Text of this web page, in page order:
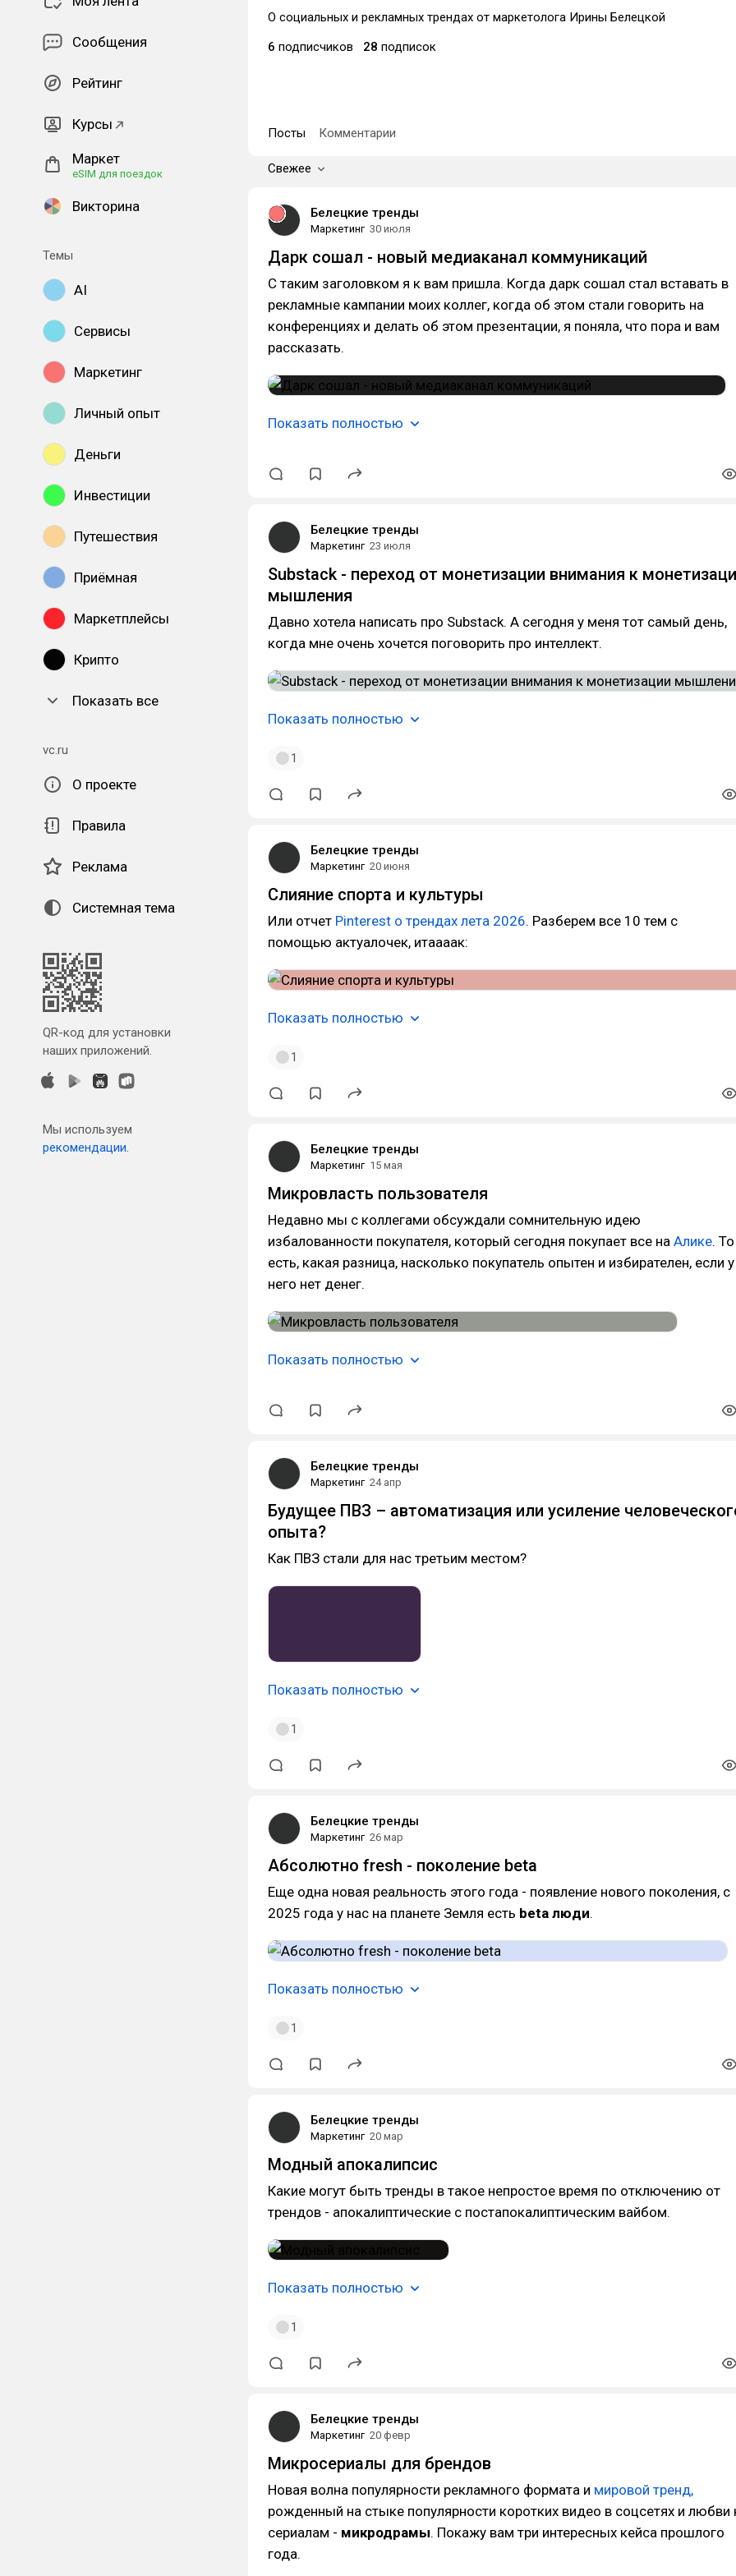
Сообщения
Рейтинг
Курсы
Маркет
eSIM для поездок
Викторина
Темы
AI
Сервисы
Маркетинг
Личный опыт
Деньги
Инвестиции
Путешествия
Приёмная
Маркетплейсы
Крипто
Показать все
vc.ru
О проекте
Правила
Реклама
Системная тема
QR-код для установки
наших приложений.
Мы используем
рекомендации.
О социальных и рекламных трендах от маркетолога Ирины Белецкой
6 подписчиков 28 подписок
Посты Комментарии
Свежее
Белецкие тренды
Маркетинг 30 июля
Дарк сошал - новый медиаканал коммуникаций
С таким заголовком я к вам пришла. Когда дарк сошал стал вставать в
рекламные кампании моих коллег, когда об этом стали говорить на
конференциях и делать об этом презентации, я поняла, что пора и вам
рассказать.
Показать полностью
Белецкие тренды
Маркетинг 23 июля
Substack - переход от монетизации внимания к
мышления
Давно хотела написать про Substack. А сегодня у меня тот самый день,
когда мне очень хочется поговорить про интеллект.
Показать полностью
1
Белецкие тренды
Маркетинг 20 июня
Слияние спорта и культуры
Или отчет Pinterest о трендах лета 2026. Разберем все 10 тем с
помощью актуалочек, итаааак:
Показать полностью
1
Белецкие тренды
Маркетинг 15 мая
Микровласть пользователя
Недавно мы с коллегами обсуждали сомнительную идею
избалованности покупателя, который сегодня покупает все на Алике. То
есть, какая разница, насколько покупатель опытен и избирателен, если у
него нет денег.
Показать полностью
Белецкие тренды
Маркетинг 24 апр
Будущее ПВЗ – автоматизация или усиление
опыта?
Как ПВЗ стали для нас третьим местом?
Показать полностью
1
Белецкие тренды
Маркетинг 26 мар
Абсолютно fresh - поколение beta
Еще одна новая реальность этого года - появление нового поколения, с
2025 года у нас на планете Земля есть beta люди.
Показать полностью
1
Белецкие тренды
Маркетинг 20 мар
Модный апокалипсис
Какие могут быть тренды в такое непростое время по отключению от
трендов - апокалиптические с постапокалиптическим вайбом.
Показать полностью
1
Белецкие тренды
Маркетинг 20 февр
Микросериалы для брендов
Новая волна популярности рекламного формата и мировой тренд,
рожденный на стыке популярности коротких видео в соцсетях и любви
сериалам - микродрамы. Покажу вам три интересных кейса прошлого
года.